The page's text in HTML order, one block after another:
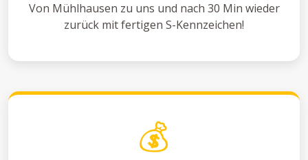
Von Mühlhausen zu uns und nach 30 Min wieder
zurück mit fertigen S-Kennzeichen!
💰